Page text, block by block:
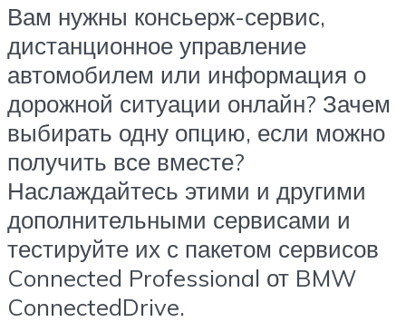
Вам нужны консьерж-сервис,
дистанционное управление
автомобилем или информация о
дорожной ситуации онлайн? Зачем
выбирать одну опцию, если можно
получить все вместе?
Наслаждайтесь этими и другими
дополнительными сервисами и
тестируйте их с пакетом сервисов
Connected Professional от BMW
ConnectedDrive.